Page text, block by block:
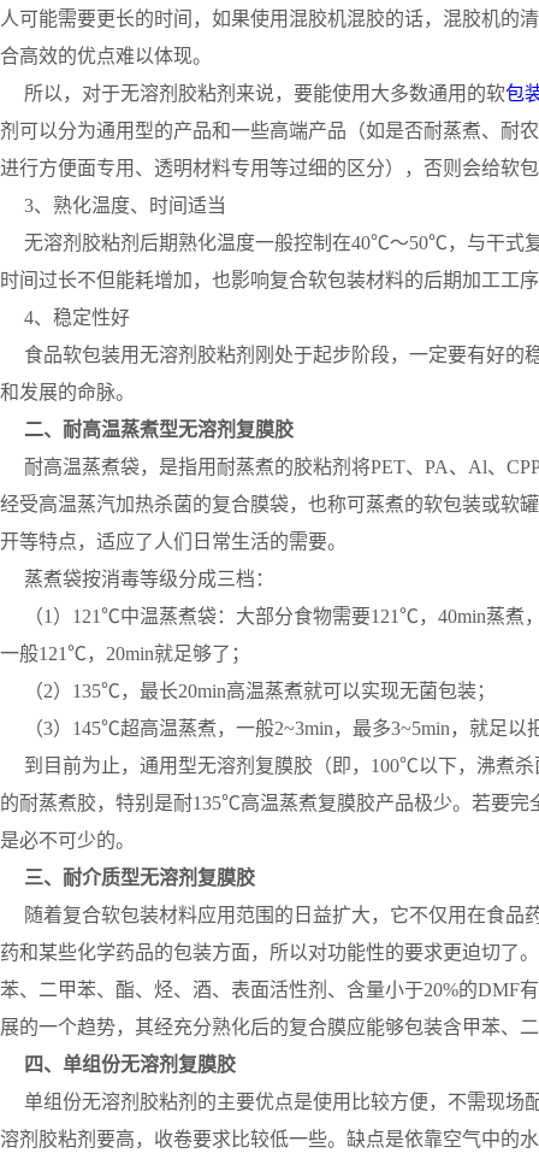
人可能需要更长的时间，如果使用混胶机混胶的话，混胶机的
合高效的优点难以体现。
所以，对于无溶剂胶粘剂来说，要能使用大多数通用的软包
剂可以分为通用型的产品和一些高端产品（如是否耐蒸煮、耐
进行方便面专用、透明材料专用等过细的区分），否则会给软
3、熟化温度、时间适当
无溶剂胶粘剂后期熟化温度一般控制在40℃～50℃，与干式
时间过长不但能耗增加，也影响复合软包装材料的后期加工工
4、稳定性好
食品软包装用无溶剂胶粘剂刚处于起步阶段，一定要有好的
和发展的命脉。
二、耐高温蒸煮型无溶剂复膜胶
耐高温蒸煮袋，是指用耐蒸煮的胶粘剂将PET、PA、Al、
经受高温蒸汽加热杀菌的复合膜袋，也称可蒸煮的软包装或软
开等特点，适应了人们日常生活的需要。
蒸煮袋按消毒等级分成三档：
（1）121℃中温蒸煮袋：大部分食物需要121℃，40min蒸煮
一般121℃，20min就足够了；
（2）135℃，最长20min高温蒸煮就可以实现无菌包装；
（3）145℃超高温蒸煮，一般2~3min，最多3~5min，就足以
到目前为止，通用型无溶剂复膜胶（即，100℃以下，沸煮
的耐蒸煮胶，特别是耐135℃高温蒸煮复膜胶产品极少。若要
是必不可少的。
三、耐介质型无溶剂复膜胶
随着复合软包装材料应用范围的日益扩大，它不仅用在食品
药和某些化学药品的包装方面，所以对功能性的要求更迫切了
苯、二甲苯、酯、烃、酒、表面活性剂、含量小于20%的DMF
展的一个趋势，其经充分熟化后的复合膜应能够包装含甲苯、
四、单组份无溶剂复膜胶
单组份无溶剂胶粘剂的主要优点是使用比较方便，不需现场
溶剂胶粘剂要高，收卷要求比较低一些。缺点是依靠空气中的